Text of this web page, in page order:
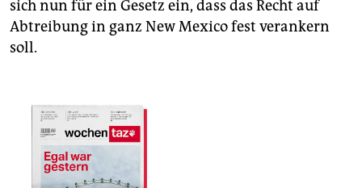
sich nun für ein Gesetz ein, dass das Recht auf
Abtreibung in ganz New Mexico fest verankern
soll.